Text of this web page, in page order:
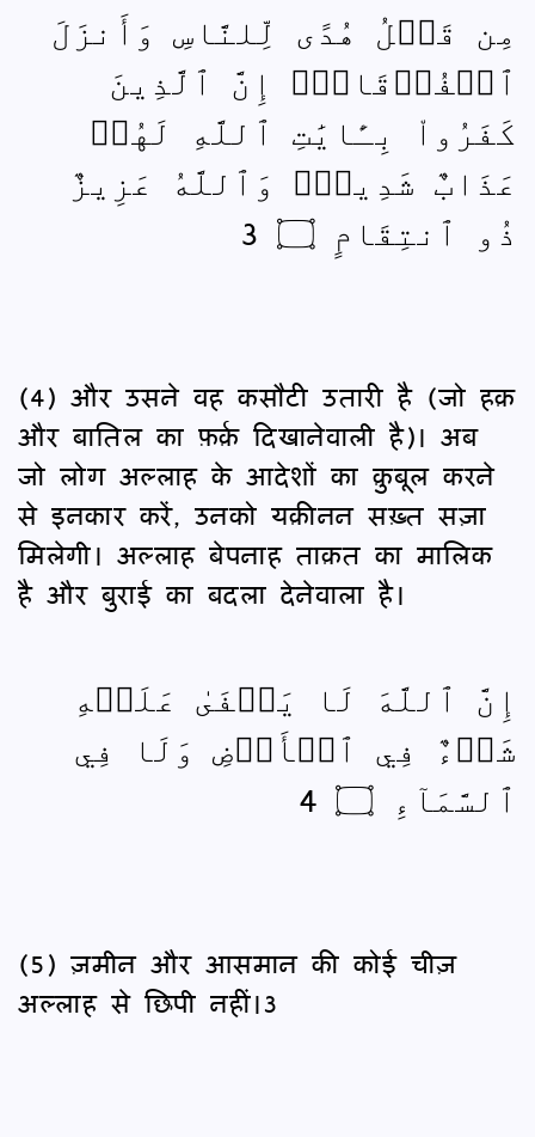
مِن قَبۡلُ هُدًى لِّلنَّاسِ وَأَنزَلَ
ٱلۡفُرۡقَانَۗ إِنَّ ٱلَّذِينَ
كَفَرُواْ بِـَٔايَٰتِ ٱللَّهِ لَهُمۡ
عَذَابٌ شَدِيدٞۗ وَٱللَّهُ عَزِيزٌ
ذُو ٱنتِقَامٍ ۝ 3
(4) और उसने वह कसौटी उतारी है (जो हक़
और बातिल का फ़र्क़ दिखानेवाली है)। अब
जो लोग अल्लाह के आदेशों का क़ुबूल करने
से इनकार करें, उनको यक़ीनन सख़्त सज़ा
मिलेगी। अल्लाह बेपनाह ताक़त का मालिक
है और बुराई का बदला देनेवाला है।
إِنَّ ٱللَّهَ لَا يَخۡفَىٰ عَلَيۡهِ
شَيۡءٌ فِي ٱلۡأَرۡضِ وَلَا فِي
ٱلسَّمَآءِ ۝ 4
(5) ज़मीन और आसमान की कोई चीज़
अल्लाह से छिपी नहीं।3